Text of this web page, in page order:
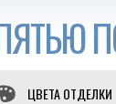
ЦВЕТА ОТДЕЛКИ